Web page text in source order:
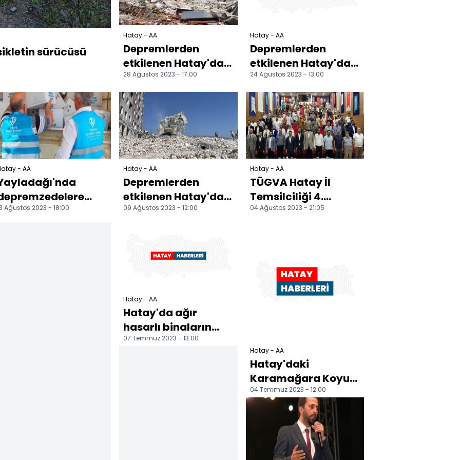
sürücüsü
Hatay - AA
Depremlerden
etkilenen Hatay'da
ağır hasarlı
binaların yıkımı
sürüyor
28 Ağustos 2023 - 17:00
Hatay - AA
Depremlerden
etkilenen Hatay'da
ağır hasarlı
binaların yıkımı
sürüyor
24 Ağustos 2023 - 13:00
- AA
ve hijyen kolisi
Ağustos 2023 - 18:00
Hatay - AA
Depremlerden
etkilenen Hatay'da
ağır hasarlı
09 Ağustos 2023 - 12:00
Hatay - AA
TÜGVA Hatay İl
Temsilciliği 4.
Olağan Kongresi
04 Ağustos 2023 - 21:05
Hatay - AA
Hatay'da ağır
hasarlı binaların
yıkımı sürdü
07 Temmuz 2023 - 13:00
Hatay - AA
Hatay'daki
Karamağara Koyu,
yaz mevsimiyle
hareketlendi
04 Temmuz 2023 - 12:00